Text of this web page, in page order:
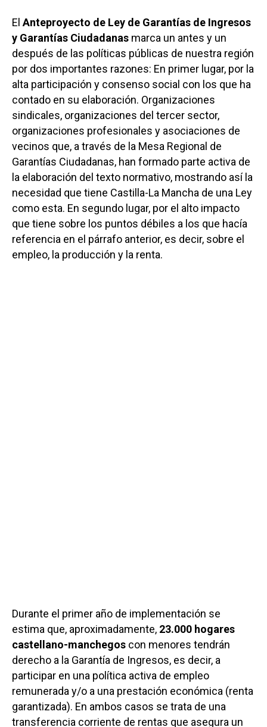
ElAnteproyecto de Ley de Garantías de Ingresos
y Garantías Ciudadanas marca un antes y un
después de las políticas públicas de nuestra región
por dos importantes razones: En primer lugar, por la
alta participación y consenso social con los que ha
contado en su elaboración. Organizaciones
sindicales, organizaciones del tercer sector,
organizaciones profesionales y asociaciones de
vecinos que, a través de la Mesa Regional de
Garantías Ciudadanas, han formado parte activa de
la elaboración del texto normativo, mostrando así la
necesidad que tiene Castilla-La Mancha de una Ley
como esta. En segundo lugar, por el alto impacto
que tiene sobre los puntos débiles a los que hacía
referencia en el párrafo anterior, es decir, sobre el
empleo, la producción y la renta.
Durante el primer año de implementación se
estima que, aproximadamente, 23.000 hogares
castellano-manchegos con menores tendrán
derecho a la Garantía de Ingresos, es decir, a
participar en una política activa de empleo
remunerada y/o a una prestación económica (renta
garantizada). En ambos casos se trata de una
transferencia corriente de rentas que asegura un